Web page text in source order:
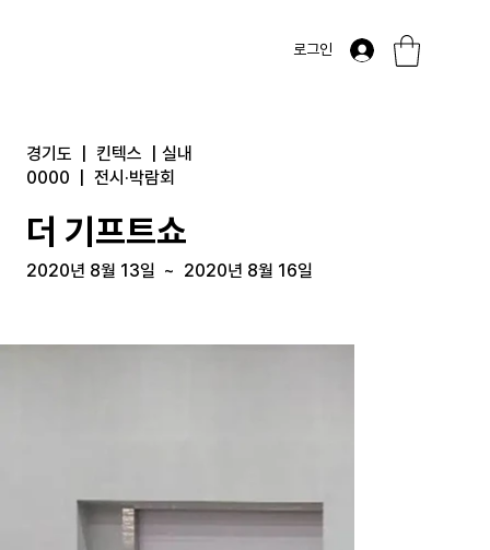
로그인
경기도 킨텍스
실내
0000
전시·박람회
더 기프트쇼
2020년 8월 13일 ~ 2020년 8월 16일